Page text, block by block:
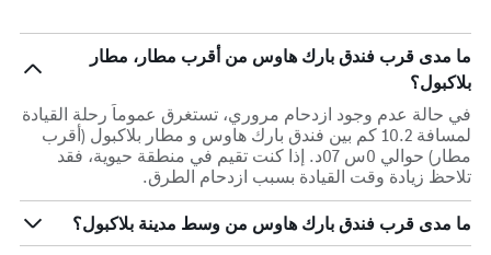
ما مدى قرب فندق بارك هاوس من أقرب مطار، مطار
بلاكبول؟
في حالة عدم وجود ازدحام مروري، تستغرق عموماً رحلة القيادة
لمسافة 10.2 كم بين فندق بارك هاوس و مطار بلاكبول (أقرب
مطار) حوالي 0س 07د. إذا كنت تقيم في منطقة حيوية، فقد
تلاحظ زيادة وقت القيادة بسبب ازدحام الطرق.
ما مدى قرب فندق بارك هاوس من وسط مدينة بلاكبول؟